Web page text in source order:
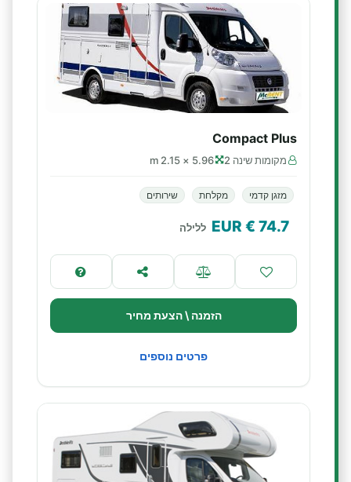
Compact Plus
מקומות שינה 2 5.96 × 2.15 m
מזגן קדמי מקלחת שירותים
74.7
€ EUR ללילה
הזמנה \ הצעת מחיר
פרטים נוספים